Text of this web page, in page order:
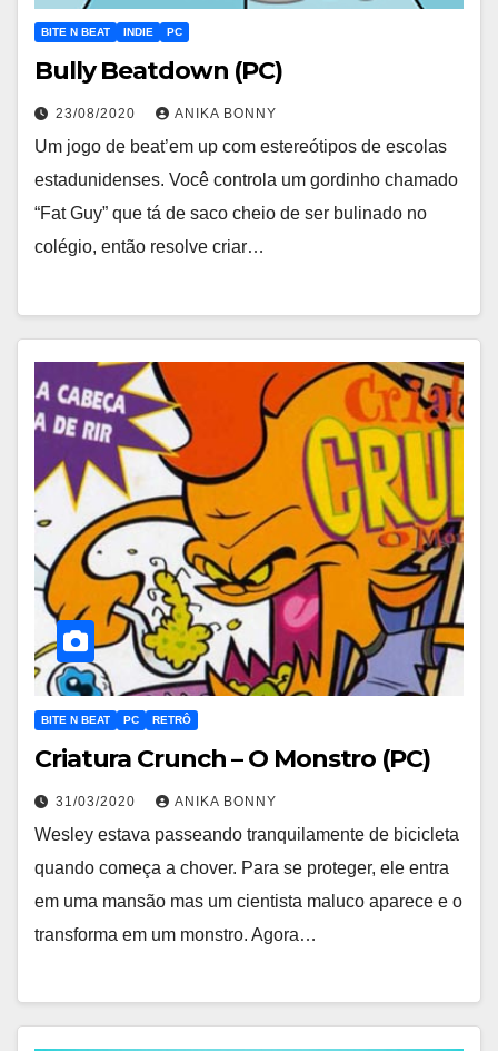
BITE N BEAT INDIE PC
Bully Beatdown (PC)
23/08/2020 ANIKA BONNY
Um jogo de beat’em up com estereótipos de escolas
estadunidenses. Você controla um gordinho chamado
“Fat Guy” que tá de saco cheio de ser bulinado no
colégio, então resolve criar…
BITE N BEAT PC RETRÔ
Criatura Crunch – O Monstro (PC)
31/03/2020 ANIKA BONNY
Wesley estava passeando tranquilamente de bicicleta
quando começa a chover. Para se proteger, ele entra
em uma mansão mas um cientista maluco aparece e o
transforma em um monstro. Agora…